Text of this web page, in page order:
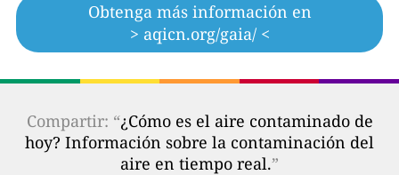
Obtenga más información en
> aqicn.org/gaia/ <
Compartir: “¿Cómo es el aire contaminado de
hoy? Información sobre la contaminación del
aire en tiempo real.”